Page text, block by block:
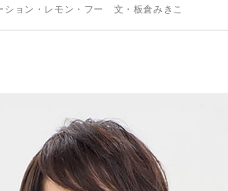
ョン・レモン・フー 文・板倉みきこ